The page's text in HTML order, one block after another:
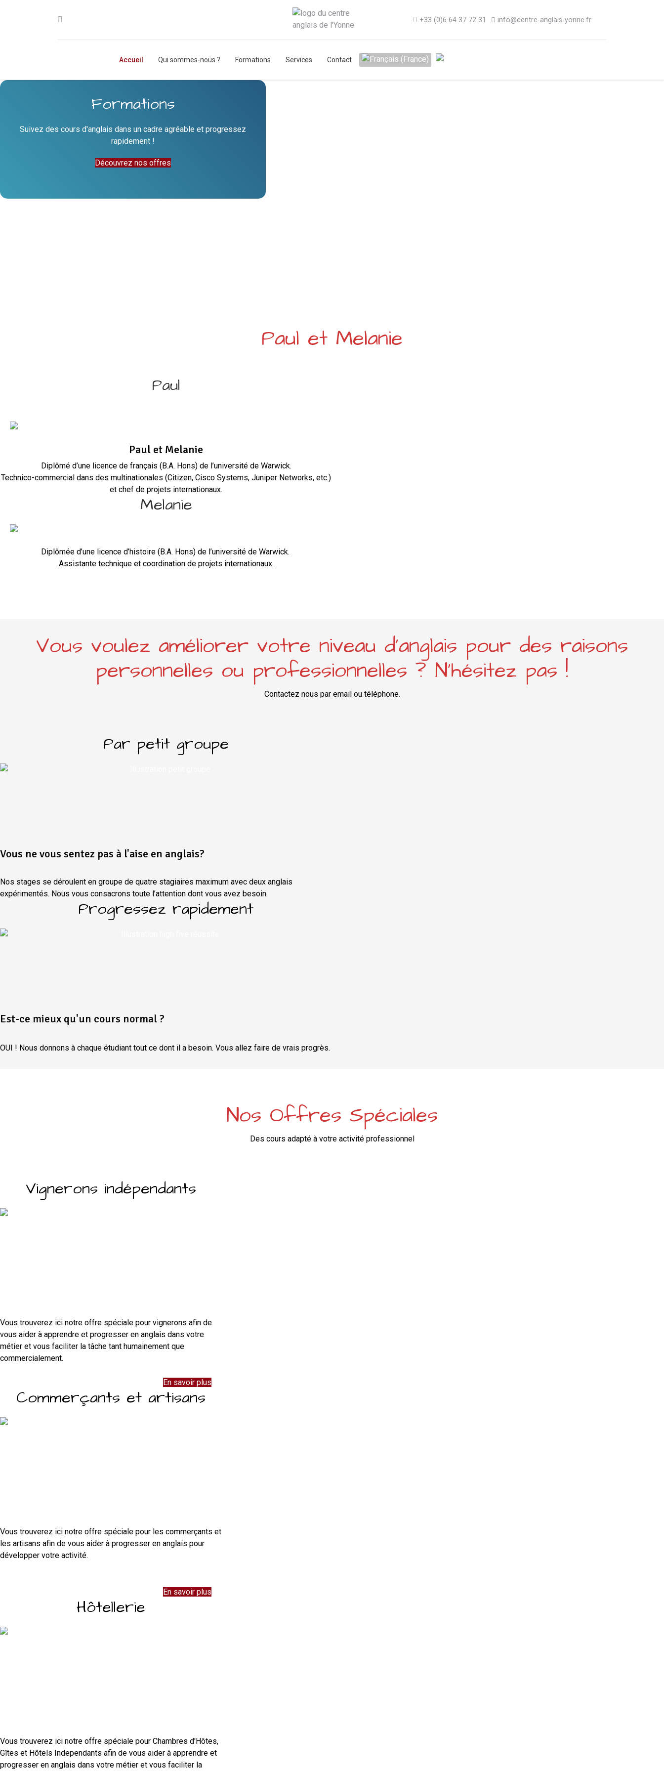
+33 (0)6 64 37 72 31 info@centre-anglais-yonne.fr
Accueil Qui sommes-nous ? Formations Services Contact Sélectionnez votre langue
Formations
Suivez des cours d'anglais dans un cadre agréable et progressez
rapidement !
Découvrez nos offres
Paul et Melanie
Paul
Paul et Melanie
Diplômé d’une licence de français (B.A. Hons) de l’université de Warwick.
Technico-commercial dans des multinationales (Citizen, Cisco Systems, Juniper Networks, etc.)
et chef de projets internationaux.
Melanie
Diplômée d’une licence d’histoire (B.A. Hons) de l’université de Warwick.
Assistante technique et coordination de projets internationaux.
Vous voulez améliorer votre niveau d'anglais pour des raisons
personnelles ou professionnelles ? N'hésitez pas !
Contactez nous par email ou téléphone.
Par petit groupe
Vous ne vous sentez pas à l'aise en anglais?
Nos stages se déroulent en groupe de quatre stagiaires maximum avec deux anglais
expérimentés. Nous vous consacrons toute l’attention dont vous avez besoin.
Progressez rapidement
Est-ce mieux qu'un cours normal ?
OUI ! Nous donnons à chaque étudiant tout ce dont il a besoin. Vous allez faire de vrais progrès.
Nos Offres Spéciales
Des cours adapté à votre activité professionnel
Vignerons indépendants
Vous trouverez ici notre offre spéciale pour vignerons afin de
vous aider à apprendre et progresser en anglais dans votre
métier et vous faciliter la tâche tant humainement que
commercialement.
En savoir plus
Commerçants et artisans
Vous trouverez ici notre offre spéciale pour les commerçants et
les artisans afin de vous aider à progresser en anglais pour
développer votre activité.
En savoir plus
Hôtellerie
Vous trouverez ici notre offre spéciale pour Chambres d'Hôtes,
Gîtes et Hôtels Independants afin de vous aider à apprendre et
progresser en anglais dans votre métier et vous faciliter la